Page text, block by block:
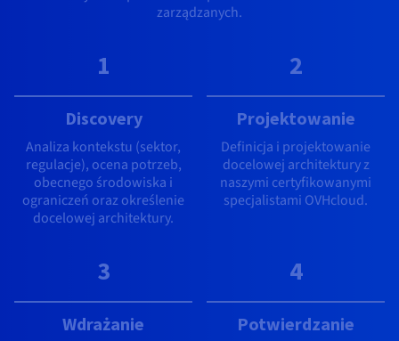
zarządzanych.
1
Discovery
Analiza kontekstu (sektor,
regulacje), ocena potrzeb,
obecnego środowiska i
ograniczeń oraz określenie
docelowej architektury.
2
Projektowanie
Definicja i projektowanie
docelowej architektury z
naszymi certyfikowanymi
specjalistami OVHcloud.
3
Wdrażanie
4
Potwierdzanie